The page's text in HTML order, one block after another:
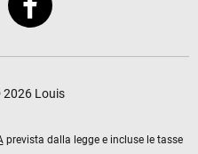
Louis
prevista dalla legge e incluse le tasse